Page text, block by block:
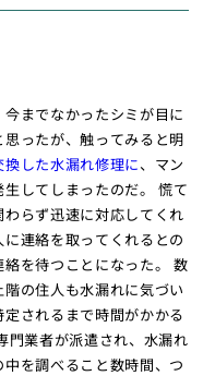
までなかったシミが目に
ったが、触ってみると明
した水漏れ修理に、マン
してしまったのだ。 慌て
らず迅速に対応してくれ
連絡を取ってくれるとの
を待つことになった。 数
の住人も水漏れに気づい
されるまで時間がかかる
門業者が派遣され、水漏れ
を調べること数時間、つ